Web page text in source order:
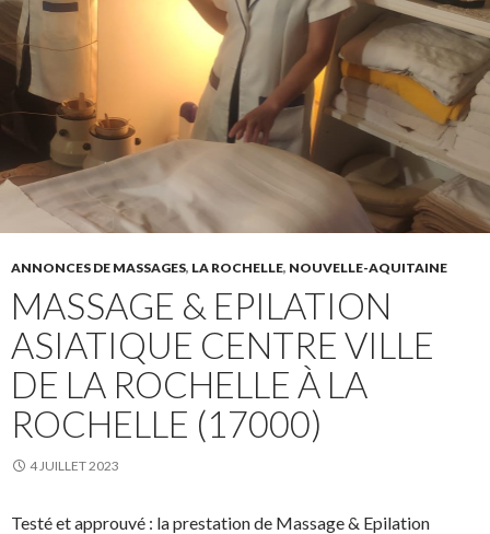
ANNONCES DE MASSAGES, LA ROCHELLE, NOUVELLE-AQUITAINE
MASSAGE & EPILATION
ASIATIQUE CENTRE VILLE
DE LA ROCHELLE À LA
ROCHELLE (17000)
4 JUILLET 2023
Testé et approuvé : la prestation de Massage & Epilation